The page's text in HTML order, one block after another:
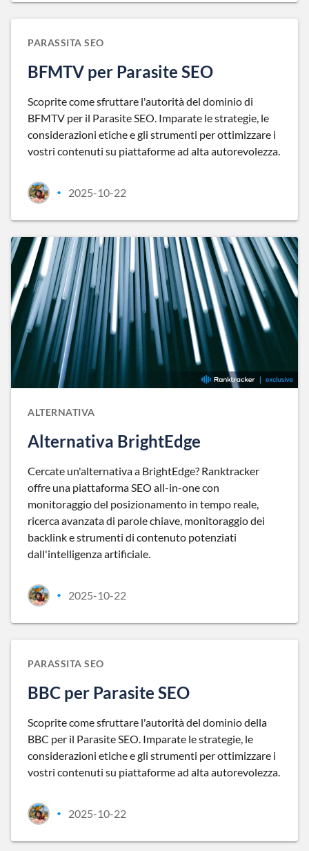
PARASSITA SEO
BFMTV per Parasite SEO
Scoprite come sfruttare l'autorità del dominio di
BFMTV per il Parasite SEO. Imparate le strategie, le
considerazioni etiche e gli strumenti per ottimizzare i
vostri contenuti su piattaforme ad alta autorevolezza.
• 2025-10-22
ALTERNATIVA
Alternativa BrightEdge
Cercate un'alternativa a BrightEdge? Ranktracker
offre una piattaforma SEO all-in-one con
monitoraggio del posizionamento in tempo reale,
ricerca avanzata di parole chiave, monitoraggio dei
backlink e strumenti di contenuto potenziati
dall'intelligenza artificiale.
• 2025-10-22
PARASSITA SEO
BBC per Parasite SEO
Scoprite come sfruttare l'autorità del dominio della
BBC per il Parasite SEO. Imparate le strategie, le
considerazioni etiche e gli strumenti per ottimizzare i
vostri contenuti su piattaforme ad alta autorevolezza.
• 2025-10-22